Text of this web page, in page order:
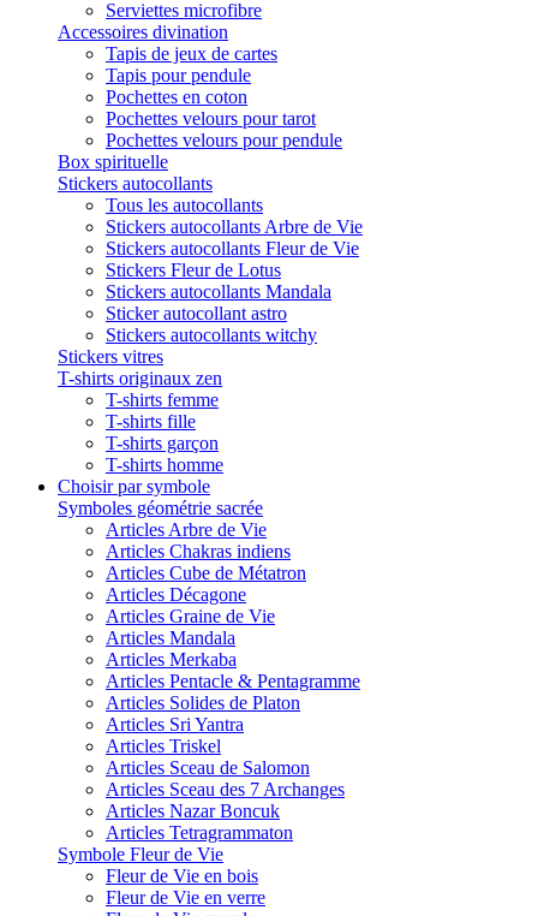
Serviettes microfibre
Accessoires divination
Tapis de jeux de cartes
Tapis pour pendule
Pochettes en coton
Pochettes velours pour tarot
Pochettes velours pour pendule
Box spirituelle
Stickers autocollants
Tous les autocollants
Stickers autocollants Arbre de Vie
Stickers autocollants Fleur de Vie
Stickers Fleur de Lotus
Stickers autocollants Mandala
Sticker autocollant astro
Stickers autocollants witchy
Stickers vitres
T-shirts originaux zen
T-shirts femme
T-shirts fille
T-shirts garçon
T-shirts homme
Choisir par symbole
Symboles géométrie sacrée
Articles Arbre de Vie
Articles Chakras indiens
Articles Cube de Métatron
Articles Décagone
Articles Graine de Vie
Articles Mandala
Articles Merkaba
Articles Pentacle & Pentagramme
Articles Solides de Platon
Articles Sri Yantra
Articles Triskel
Articles Sceau de Salomon
Articles Sceau des 7 Archanges
Articles Nazar Boncuk
Articles Tetragrammaton
Symbole Fleur de Vie
Fleur de Vie en bois
Fleur de Vie en verre